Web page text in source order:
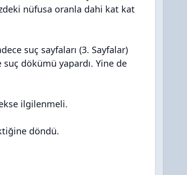
nüfusa oranla dahi kat kat
suç sayfaları (3. Sayfalar)
dökümü yapardı. Yine de
ilgilenmeli.
döndü.